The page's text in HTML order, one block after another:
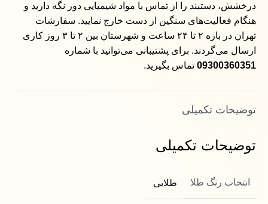
درخشش، دستبند را از تماس با مواد شیمیایی دور نگه دارید و
هنگام فعالیت‌های سنگین از دست خارج نمایید. سفارشات
تهران در بازه ۲ تا ۲۴ ساعت و شهرستان بین ۲ تا ۳ روز کاری
ارسال می‌گردند. برای پشتیبانی می‌توانید با شماره
09300360351 تماس بگیرید.
توضیحات تکمیلی
توضیحات تکمیلی
انتخاب رنگ طلا طلایی